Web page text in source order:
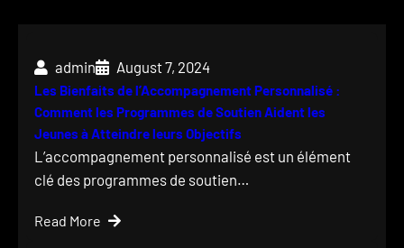
admin August 7, 2024
Les Bienfaits de l’Accompagnement Personnalisé :
Comment les Programmes de Soutien Aident les
Jeunes à Atteindre leurs Objectifs
L’accompagnement personnalisé est un élément
clé des programmes de soutien…
Read More